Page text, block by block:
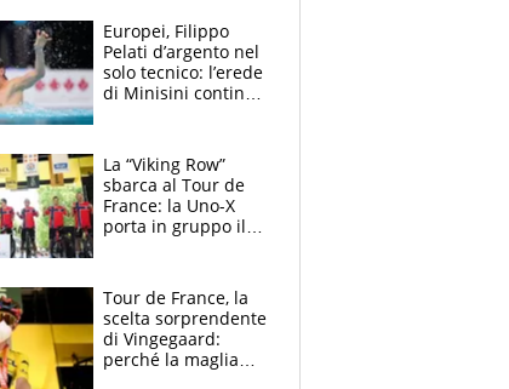
e compagni
continuare
Europei, Filippo
Pelati d’argento nel
solo tecnico: l’erede
di Minisini continua
mirino
La “Viking Row”
sbarca al Tour de
France: la Uno-X
porta in gruppo il
compagni
Tour de France, la
scelta sorprendente
di Vingegaard:
perché la maglia